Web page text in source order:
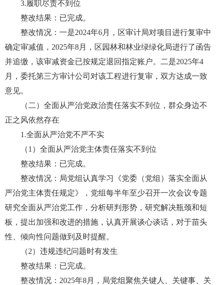
3.履职尽责不到位
整改结果：已完成。
整改情况：一是2024年6月，区审计局对项目进行复审中
确定审减值，2025年8月，区园林和林业绿绿化局进行了函告
并追缴，该审减资金已按规定退回指定账户。二是2025年4
月，委托第三方审计公司对该工程进行复审，双方达成一致
意见。
（二）全面从严治党政治责任落实不到位，群众身边不
正之风依然存在
1.全面从严治党不严不实
（1）全面从严治党主体责任落实不到位
整改结果：已完成。
整改情况：局党组认真学习《党委（党组）落实全面从
严治党主体责任规定》，党组每半年至少召开一次会议专题
研究全面从严治党工作，分析研判形势，研究解决瓶颈和短
板，提出加强和改进的措施，认真开展谈心谈话，对于苗头
性、倾向性问题做到及时提醒。
（2）违规违纪问题时有发生
整改结果：已完成。
整改情况：2025年8月，局党组聚焦关键人、关键事、关